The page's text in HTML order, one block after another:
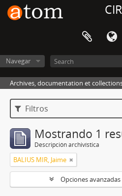
Navegar
Archives, documentation et
Filtros
Mostrando 1
Descripción archivística
BALIUS MIR, Jaime
Opciones